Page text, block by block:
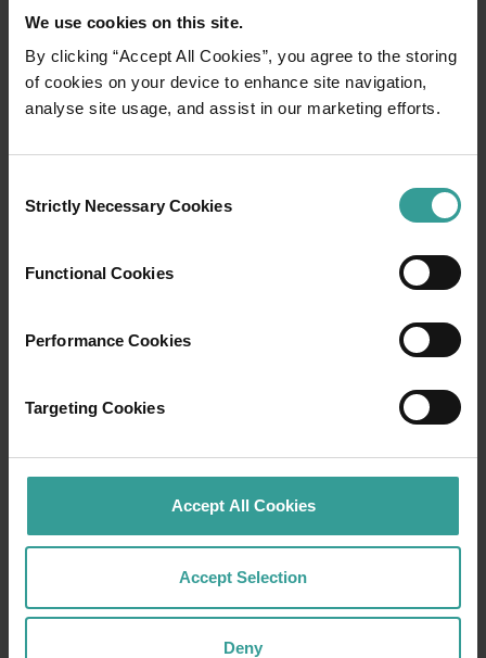
We use cookies on this site.
By clicking “Accept All Cookies”, you agree to the storing
of cookies on your device to enhance site navigation,
analyse site usage, and assist in our marketing efforts.
Selection
Strictly Necessary Cookies
Functional Cookies
Performance Cookies
Targeting Cookies
Accept All Cookies
Accept Selection
Deny
01/ 07
キングス・パーク (Kings Park)
ーデン（Kings Park and Botanic Garden）は、
都市の緑の中心地です。敷地は400.6ヘクター
そ1.5キロ離れたところにあるスワンリバ－
は、他では見られない低木林地、穏やかな草
す。この公園は西オーストラリア州の中でも
ーデン（Kings Park and Botanic Garden）から
は、広範囲にわたる都市と川を眺められるだ
の全景を眺めることもできます。景色を楽し
める見晴らしの良い場所はいくつかあります
が、荘厳な場所に位置する州立戦争記念碑（